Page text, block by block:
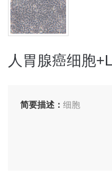
人胃腺癌细胞
简要描述：细胞